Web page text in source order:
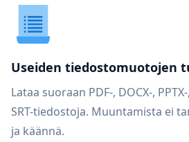
Useiden tiedostomuotojen
Lataa suoraan PDF-, DOCX-, PPTX-
SRT-tiedostoja. Muuntamista ei
ja käännä.